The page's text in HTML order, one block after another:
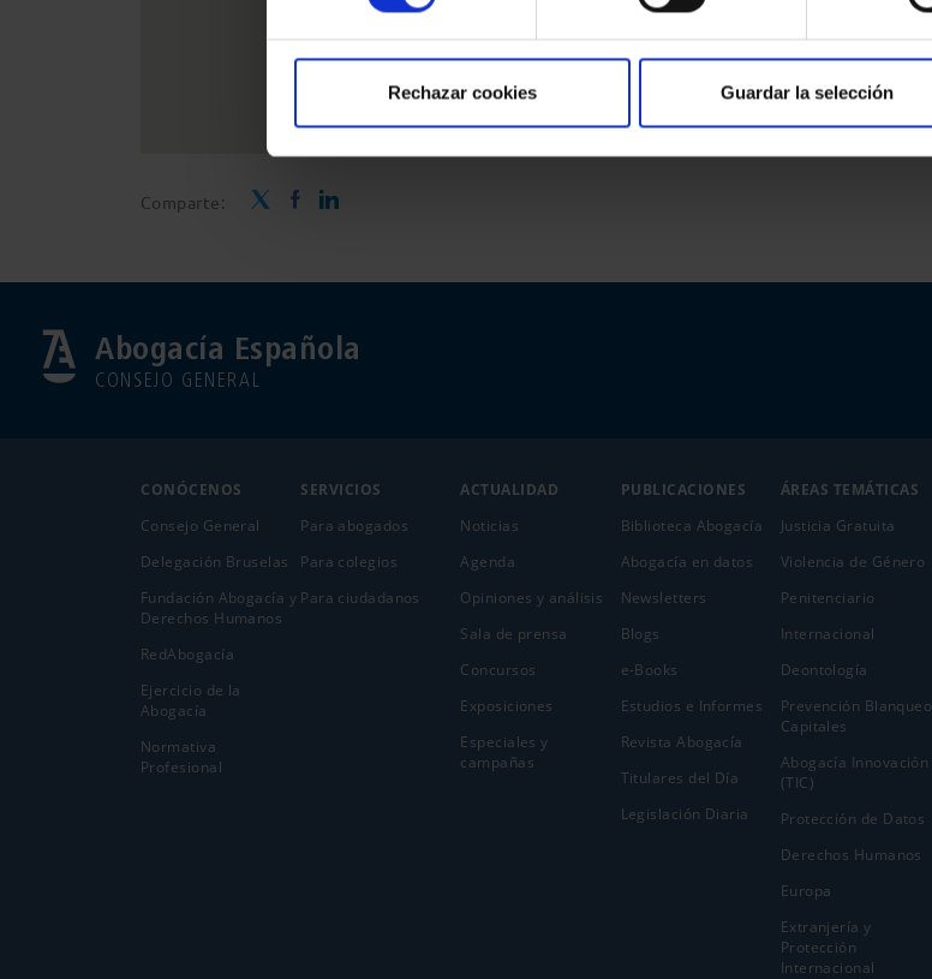
Rechazar cookies Guardar la selección
Comparte:
Abogacía Española
CONSEJO GENERAL
CONÓCENOS
Consejo General
Delegación Bruselas
Fundación Abogacía y
Derechos Humanos
RedAbogacía
Ejercicio de la
Abogací­a
Normativa
Profesional
SERVICIOS
Para abogados
Para colegios
Para ciudadanos
ACTUALIDAD
Noticias
Agenda
Opiniones y análisis
Sala de prensa
Concursos
Exposiciones
Especiales y
campañas
PUBLICACIONES
Biblioteca Abogacía
Abogacía en datos
Newsletters
Blogs
e-Books
Estudios e Informes
Revista Abogacía
Titulares del Día
Legislación Diaria
ÁREAS TEMÁTICAS
Justicia Gratuita
Violencia de Género
Penitenciario
Internacional
Deontología
Prevención Blanqueo
Capitales
Abogacía Innovación
(TIC)
Protección de Datos
Derechos Humanos
Europa
Extranjería y
Protección
Internacional